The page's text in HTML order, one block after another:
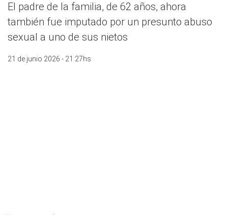
El padre de la familia, de 62 años, ahora
también fue imputado por un presunto abuso
sexual a uno de sus nietos
21 de junio 2026 - 21:27hs